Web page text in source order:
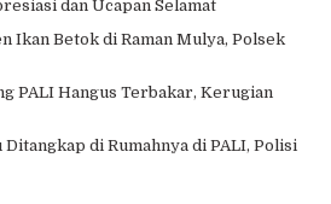
dan Ucapan Selamat
Ikan Betok di Raman Mulya, Polsek
PALI Hangus Terbakar, Kerugian
di Rumahnya di PALI, Polisi